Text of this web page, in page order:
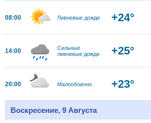
08:00 Ливневые дожди +24°
14:00
Сильные
ливневые дожди
+25°
20:00 Малооблачно +23°
Воскресение, 9 Августа